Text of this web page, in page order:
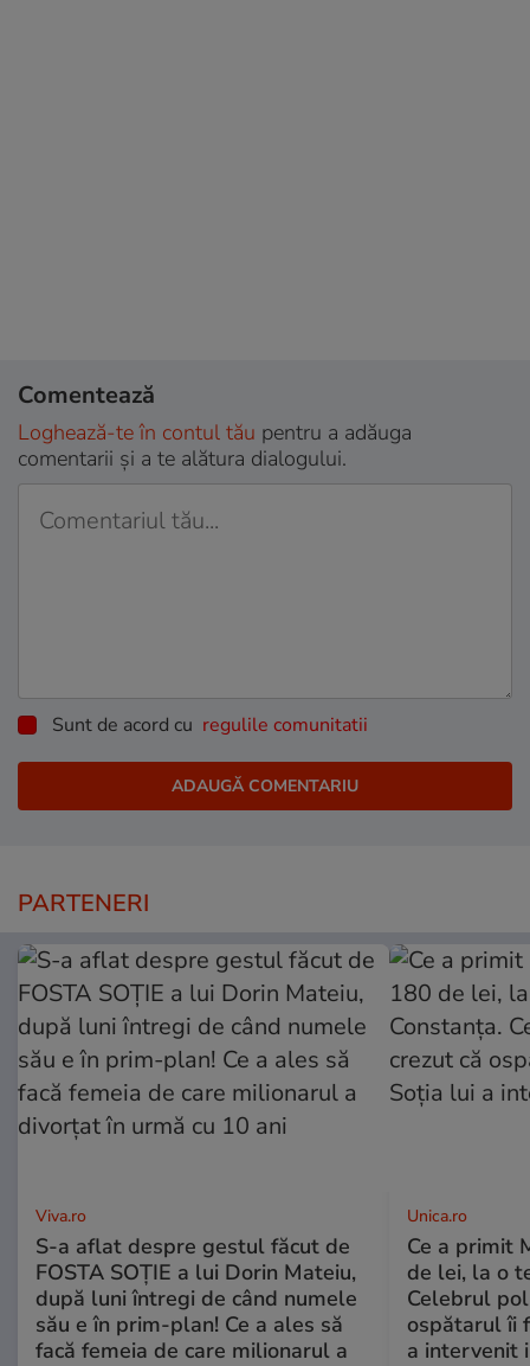
Comentează
Loghează-te în contul tău pentru a adăuga
comentarii și a te alătura dialogului.
Sunt de acord cu regulile comunitatii
PARTENERI
Viva.ro
S-a aflat despre gestul făcut de
FOSTA SOȚIE a lui Dorin Mateiu,
după luni întregi de când numele
său e în prim-plan! Ce a ales să
facă femeia de care milionarul a
Unica.ro
Ce a primit
de lei, la o
Celebrul
ospătarul îi
a intervenit